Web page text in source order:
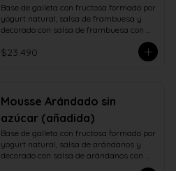
Base de galleta con fructosa formado por
yogurt natural, salsa de frambuesa y
decorado con salsa de frambuesa con
$23.490
Mousse Arándado sin
azúcar (añadida)
Base de galleta con fructosa formado por
yogurt natural, salsa de arándanos y
decorado con salsa de arándanos con